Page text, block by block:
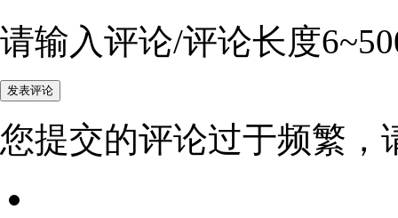
请输入评论/评论长度
您提交的评论过于频繁，